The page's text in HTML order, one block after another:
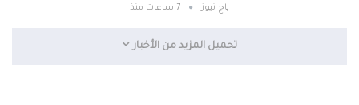
باج نيوز 7 ساعات منذ
تحميل المزيد من الأخبار